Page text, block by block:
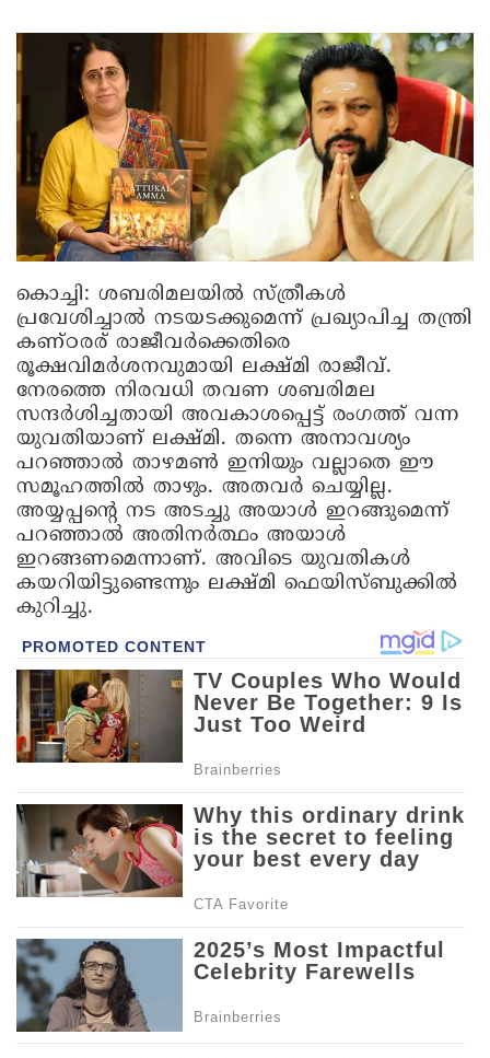
കൊച്ചി: ശബരിമലയില്‍ സ്ത്രീകള്‍
പ്രവേശിച്ചാല്‍ നടയടക്കുമെന്ന് പ്രഖ്യാപിച്ച തന്ത്രി
കണ്ഠരര് രാജീവര്‍ക്കെതിരെ
രൂക്ഷവിമര്‍ശനവുമായി ലക്ഷ്മി രാജീവ്.
നേരത്തെ നിരവധി തവണ ശബരിമല
സന്ദര്‍ശിച്ചതായി അവകാശപ്പെട്ട് രംഗത്ത് വന്ന
യുവതിയാണ് ലക്ഷ്മി. തന്നെ അനാവശ്യം
പറഞ്ഞാല്‍ താഴമണ്‍ ഇനിയും വല്ലാതെ ഈ
സമൂഹത്തില്‍ താഴും. അതവര്‍ ചെയ്യില്ല.
അയ്യപ്പന്റെ നട അടച്ചു അയാള്‍ ഇറങ്ങുമെന്ന്
പറഞ്ഞാല്‍ അതിനര്‍ത്ഥം അയാള്‍
ഇറങ്ങണമെന്നാണ്. അവിടെ യുവതികള്‍
കയറിയിട്ടുണ്ടെന്നും ലക്ഷ്മി ഫെയിസ്ബുക്കില്‍
കുറിച്ചു.